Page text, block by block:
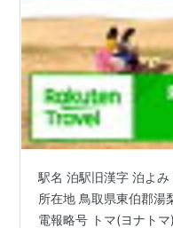
駅名 泊駅旧漢字 泊よ
所在地 鳥取県東伯郡
電報略号 トマ(ヨナト